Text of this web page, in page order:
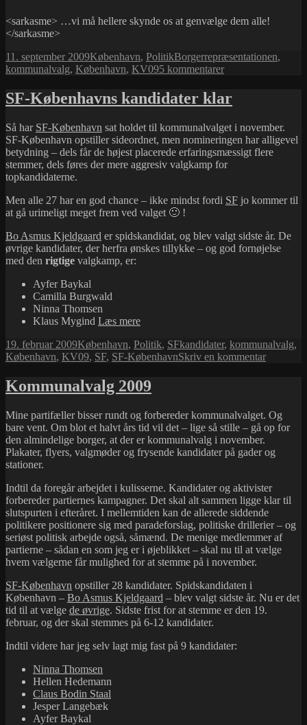
<sarkasme> …vi må hellere skynde os at genvælge dem alle!
</sarkasme>
Udgivet
i
11. september 2009Kategorier
København, PolitikTags
Borgerrepræsentationen,
kommunalvalg, København, KV095 kommentarertil
i
SF-Københavns kandidater klar
Så har SF-København sat holdet til kommunalvalget i november.
SF-København opstiller sideordnet, men nomineringen har alligevel
betydning – dels får de højest placerede erfaringsmæssigt flere
stemmer, dels føres der mere aggresiv valgkamp for
topkandidaterne.
Men alle 27 har en god chance – ikke mindst fordi SF jo kommer til
at gå urimeligt meget frem ved valget 🙂 !
Bo Asmus Kjeldgaard er spidskandidat, og blev valgt sidste år. De
øvrige kandidater, der herfra ønskes tillykke – og god fornøjelse
med den rigtige valgkamp, er:
Ayfer Baykal
Camilla Burgwald
Ninna Thomsen
Klaus Mygind Læs mereSF-
kandidater
klar
Udgivet
i
19. februar 2009Kategorier
København, Politik, SFTags
kandidater, kommunalvalg,
København, KV09, SF, SF-KøbenhavnSkriv en kommentartil
Kommunalvalg 2009
Mine partifæller bisser rundt og forbereder kommunalvalget. Og
bare vent. Om blot et halvt års tid vil det – lige så stille – gå op for
den almindelige borger, at der er kommunalvalg i november.
Plakater, flyers, valgmøder og frysende kandidater på gader og
stationer.
Indtil da foregår arbejdet i kulisserne. Kandidater og aktivister
forbereder partiernes kampagner. Det skal alt sammen ligge klar til
slutspurten i efteråret. I mellemtiden kan de allerede siddende
politikere positionere sig med paradeforslag, politiske drillerier – og
seriøst politisk arbejde også, såmænd. De menige medlemmer af
partierne – sådan en som jeg er i øjeblikket – skal nu til at vælge
hvem vælgerne får mulighed for at stemme på i november.
SF-København opstiller 28 kandidater. Spidskandidaten i
København – Bo Asmus Kjeldgaard – blev valgt sidste år. Nu er det
tid til at vælge de øvrige. Sidste frist for at stemme er den 19.
februar, og der skal stemmes på 6-12 kandidater.
Indtil videre har jeg selv lagt mig fast på 9 kandidater:
Ninna Thomsen
Hellen Hedemann
Claus Bodin Staal
Jesper Langebæk
Ayfer Baykal